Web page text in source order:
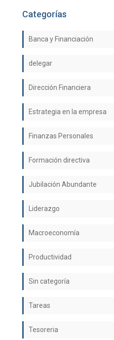
Categorías
Banca y Financiación
delegar
Dirección Financiera
Estrategia en la empresa
Finanzas Personales
Formación directiva
Jubilación Abundante
Liderazgo
Macroeconomía
Productividad
Sin categoría
Tareas
Tesoreria